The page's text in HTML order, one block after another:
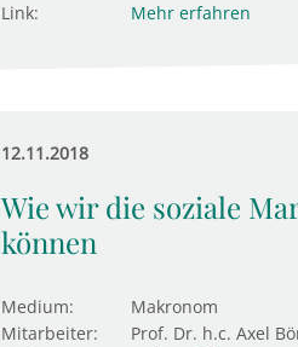
Link:
Mehr erfahren
12.11.2018
Wie wir die soziale
können
Medium:
Makronom
Mitarbeiter:
Prof. Dr. h.c. Axel